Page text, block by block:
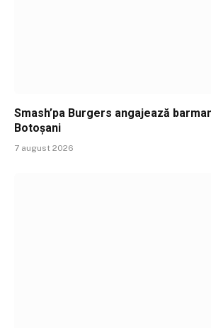
Smash’pa Burgers angajează
Botoșani
7 august 2026